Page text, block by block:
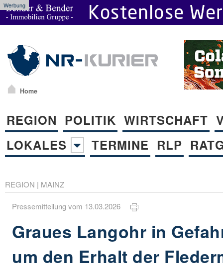
Werbung
Home
REGION POLITIK WIRTSCHAFT
LOKALES
TERMINE RLP
REGION | MAINZ
Pressemitteilung vom 13.03.2026
Graues Langohr in
um den Erhalt der